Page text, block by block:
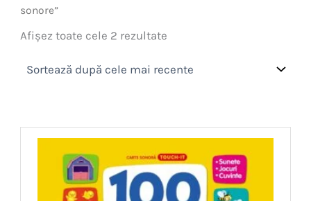
sonore”
Afișez toate cele 2 rezultate
mai